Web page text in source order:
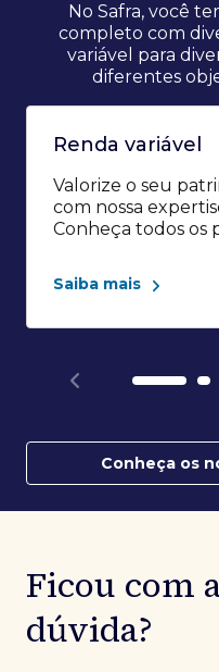
No Safra, você
completo com
variável para
diferentes
Renda variável
Valorize o seu
com nossa
Conheça todos os
Saiba mais
Conheça os
Ficou com
dúvida?